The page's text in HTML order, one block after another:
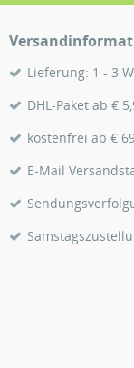
Lieferung: 1 - 3
DHL-Paket ab €
kostenfrei ab €
E-Mail